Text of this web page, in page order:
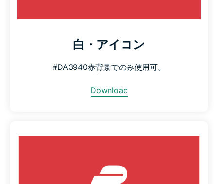
白・アイコン
#DA3940赤背景でのみ使用可。
Download